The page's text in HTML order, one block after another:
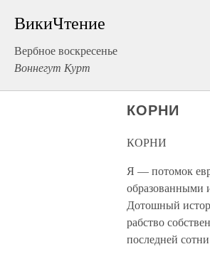
ВикиЧтение
Вербное воскресенье
Воннегут Курт
КОРНИ
КОРНИ
Я — потомок
образованными
Дотошный
рабство
последней